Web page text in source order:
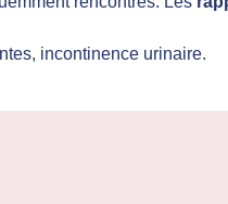
incontinence urinaire.